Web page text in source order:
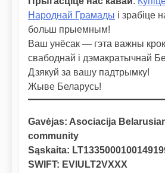
Народнай Грамады і зрабіце
больш прыемным!
Ваш унёсак — гэта важны
свабоднай і дэмакратычнай
Дзякуй за вашу падтрымку!
Жыве Беларусь!
Gavėjas: Asociacija
community
Sąskaita:
SWIFT: EVIULT2VXXX